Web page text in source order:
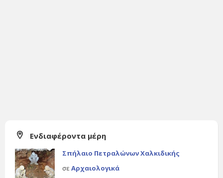
Ενδιαφέροντα μέρη
Σπήλαιο Πετραλώνων Χαλκιδικής
σε Αρχαιολογικά